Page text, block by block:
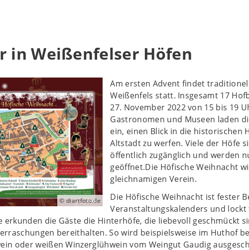
in Weißenfelser Höfen
© diartfoto.de
Am ersten Advent findet
Weißenfels statt. Insgesamt 17
27. November 2022 von 15 bis 19
Gastronomen und Museen laden
ein, einen Blick in die historischen
Altstadt zu werfen. Viele der Höfe
öffentlich zugänglich und werden
geöffnet.Die Höfische Weihnacht
gleichnamigen Verein.
Die Höfische Weihnacht ist fester
Veranstaltungskalenders und
erkunden die Gäste die Hinterhöfe, die liebevoll geschmückt
bereithalten. So wird beispielsweise im Huthof
oder weißen Winzerglühwein vom Weingut Gaudig